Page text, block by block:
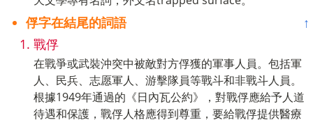
俘字在結尾的詞語
↑
戰俘
在戰爭或武裝沖突中被敵對方俘獲的軍事人員。包括軍
人、民兵、志愿軍人、游擊隊員等戰斗和非戰斗人員。
根據1949年通過的《日內瓦公約》，對戰俘應給予人道
待遇和保護，戰俘人格應得到尊重，要給戰俘提供醫療